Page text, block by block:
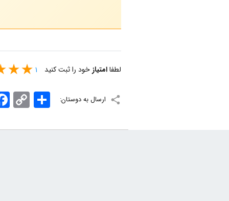
لطفاامتیاز خود را ثبت کنید 1
ارسال به دوستان: Copy
Link
اشتراک